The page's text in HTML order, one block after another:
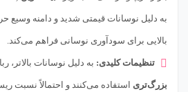
به دلیل نوسانات قیمتی شدید و دامنه وسیع
بالایی برای سودآوری نوسانی فراهم می‌کند.
تنظیمات کلیدی: به دلیل نوسانات بالاتر،
بزرگ‌تری استفاده می‌کنند و احتمالاً نسبت